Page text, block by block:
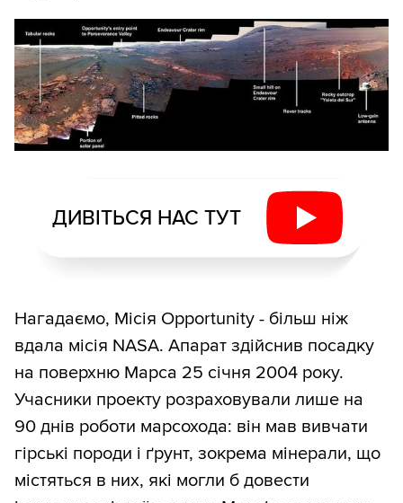
ДИВІТЬСЯ НАС ТУТ
Нагадаємо, Місія Opportunity - більш ніж
вдала місія NASA. Апарат здійснив посадку
на поверхню Марса 25 січня 2004 року.
Учасники проекту розраховували лише на
90 днів роботи марсохода: він мав вивчати
гірські породи і ґрунт, зокрема мінерали, що
містяться в них, які могли б довести